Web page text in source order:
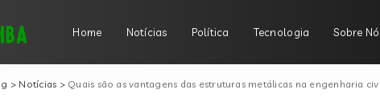
Home Notícias Política Tecnologia Sobre
> Notícias > Quais são as vantagens das estruturas metálicas na engenharia civil? Compreenda com